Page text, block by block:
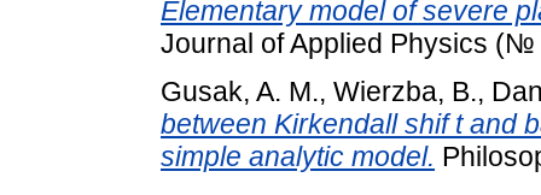
Elementary model of severe
Journal of Applied Physics (№
Gusak, A. M., Wierzba, B.,
between Kirkendall shif t and
simple analytic model.